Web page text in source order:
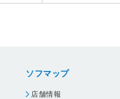
ソフマップ
店舗情報